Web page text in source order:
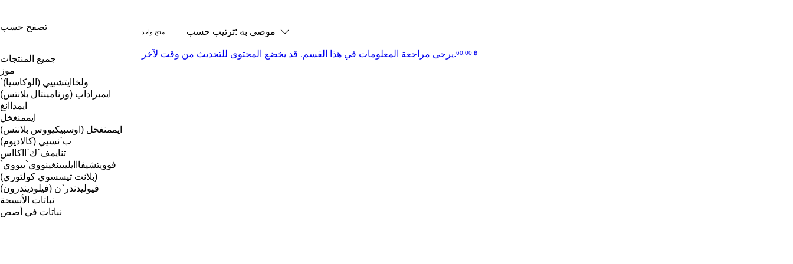
تصفح حسب
جميع المنتجات
موز
`ولخاايتشييي (الوكاسيا)
ايمبراداب (ورنامينتال بلانتس)
ايمداانغ
ايممنغخل
ايممنغخل (اوسبيكيووس بلانتس)
ب`نسيي (كالاديوم)
تنايمف`ك`ااكااس
فوويتشيفااايلييينغينووي`ييووي`
(بلانت تيسسوي كولتوري)
فيوليدندر`ن (فيلوديندرون)
نباتات الأنسجة
نباتات في أصص
منتج واحد ترتيب حسب: موصى به
تخفيضات يرجى مراجعة المعلومات في هذا القسم. قد يخضع المحتوى للتحديث من وقت لآخر.السعر ‏60.00 ฿